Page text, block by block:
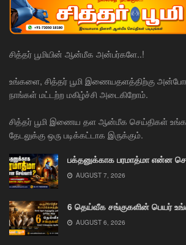
சித்தர் பூமியின் ஆன்மீக அன்பர்களே..!
உங்களை, சித்தர் பூமி இணையதளத்திற்கு
நாங்கள் மட்டற்ற மகிழ்ச்சி அடைகிறோம்.
சித்தர் பூமி இணைய தள ஆன்மீக செய்திகள்
தேடலுக்கு ஒரு படிக்கட்டாக இருக்கும்.
பக்தனுக்காக பரமாத்மா என்ன
AUGUST 7, 2026
6 தெய்வீக சங்குகளின் பெயர்
AUGUST 6, 2026